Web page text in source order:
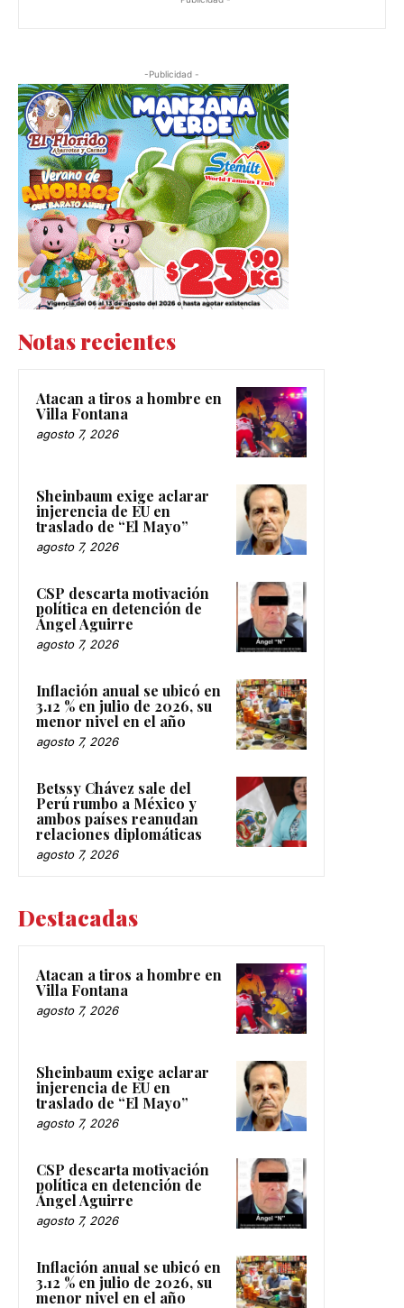
-Publicidad -
Notas recientes
Atacan a tiros a hombre en
Villa Fontana
agosto 7, 2026
Sheinbaum exige aclarar
injerencia de EU en
traslado de “El Mayo”
agosto 7, 2026
CSP descarta motivación
política en detención de
Ángel Aguirre
agosto 7, 2026
Inflación anual se ubicó en
3.12 % en julio de 2026, su
menor nivel en el año
agosto 7, 2026
Betssy Chávez sale del
Perú rumbo a México y
ambos países reanudan
relaciones diplomáticas
agosto 7, 2026
Destacadas
Atacan a tiros a hombre en
Villa Fontana
agosto 7, 2026
Sheinbaum exige aclarar
injerencia de EU en
traslado de “El Mayo”
agosto 7, 2026
CSP descarta motivación
política en detención de
Ángel Aguirre
agosto 7, 2026
Inflación anual se ubicó en
3.12 % en julio de 2026, su
menor nivel en el año